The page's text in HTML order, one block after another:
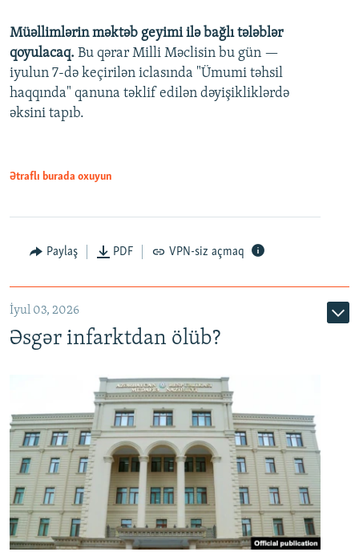
Auto 240p 360p 480p
720p 1080p
360p
480p
720p
Müəllimlərin məktəb geyimi ilə bağlı tələblər
qoyulacaq. Bu qərar Milli Məclisin bu gün —
iyulun 7-də keçirilən iclasında "Ümumi təhsil
haqqında" qanuna təklif edilən dəyişikliklərdə
əksini tapıb.
Ətraflı burada oxuyun
Paylaş PDF VPN-siz açmaq
İyul 03, 2026
Əsgər infarktdan ölüb?